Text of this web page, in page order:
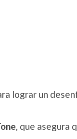
lograr un
, que asegura